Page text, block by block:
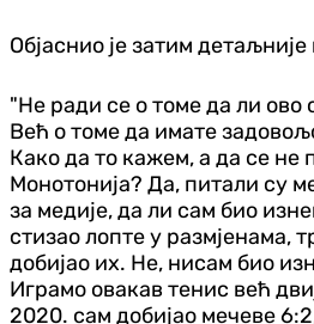
Објаснио је затим детаљније
"Не ради се о томе да ли ово
Већ о томе да имате
Како да то кажем, а да се не
Монотонија? Да, питали су
за медије, да ли сам био
стизао лопте у размјенама,
добијао их. Не, нисам био
Играмо овакав тенис већ
2020. сам добијао мечеве